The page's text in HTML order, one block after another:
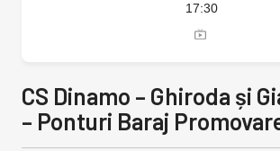
17:30
CS Dinamo – Ghiroda și
– Ponturi Baraj